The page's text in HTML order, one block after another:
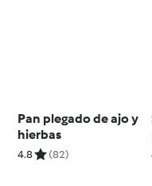
Pan plegado de ajo y
hierbas
4.8 (82)